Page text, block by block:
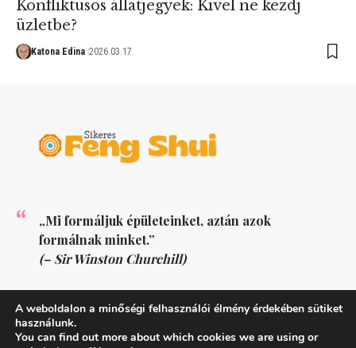
Konfliktusos állatjegyek: Kivel ne kezdj
üzletbe?
Katona Edina 2026.03.17.
„Mi formáljuk épületeinket, aztán azok
formálnak minket.”
(– Sir Winston Churchill)
A weboldalon a minőségi felhasználói élmény érdekében sütiket
használunk.
You can find out more about which cookies we are using or